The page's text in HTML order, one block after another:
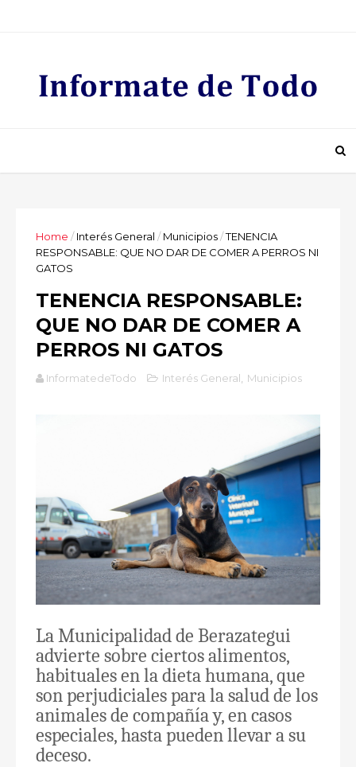
Home / Interés General / Municipios/TENENCIA
RESPONSABLE: QUE NO DAR DE COMER A PERROS NI
GATOS
TENENCIA RESPONSABLE:
QUE NO DAR DE COMER A
PERROS NI GATOS
InformatedeTodo Interés General Municipios
La Municipalidad de Berazategui
advierte sobre ciertos alimentos,
habituales en la dieta humana, que
son perjudiciales para la salud de los
animales de compañía y, en casos
especiales, hasta pueden llevar a su
deceso.